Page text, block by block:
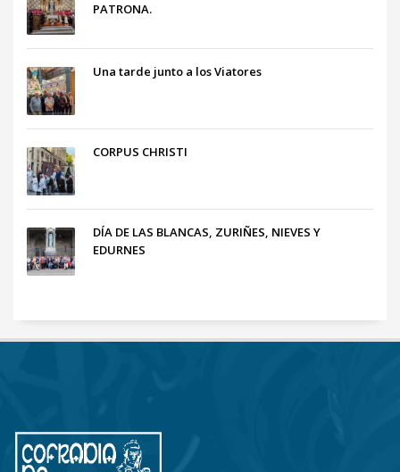
PATRONA.
Una tarde junto a los Viatores
CORPUS CHRISTI
DÍA DE LAS BLANCAS, ZURIÑES, NIEVES Y
EDURNES